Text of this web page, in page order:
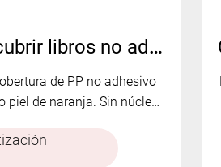
Película para cubrir libros no adhesiva de PP - MFS-030
de PP no adhesivo
piel de naranja. Sin núcleo,
de libros.